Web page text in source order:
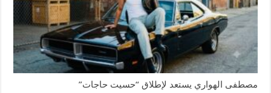
مصطفى الهواري يستعد لإطلاق “حسيت حاجات”